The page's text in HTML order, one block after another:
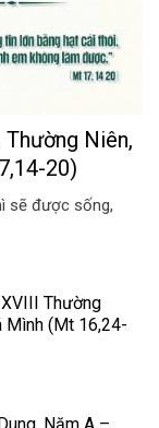
Niên,
20)
sẽ được sống,
Thường
Mình (Mt 16,24-